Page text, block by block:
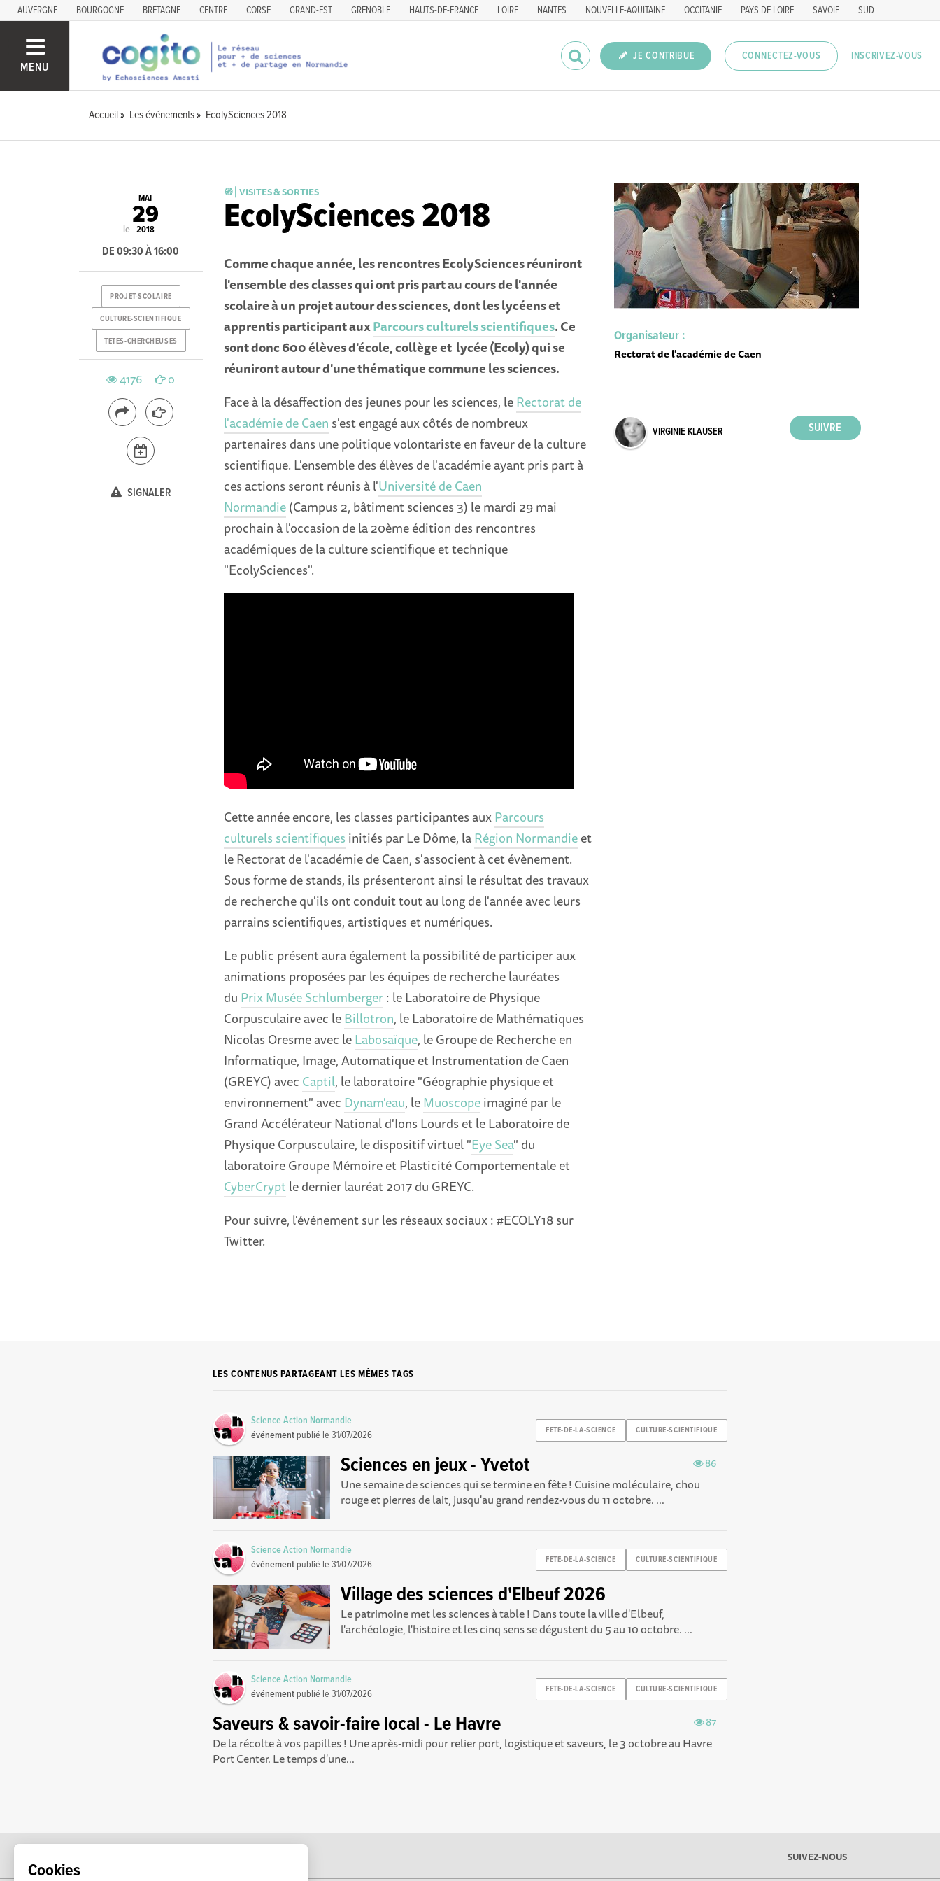
Cookies
AUVERGNE BOURGOGNE BRETAGNE CENTRE CORSE GRAND-EST GRENOBLE HAUTS-DE-FRANCE LOIRE NANTES NOUVELLE-AQUITAINE OCCITANIE PAYS DE LOIRE SAVOIE SUD
MENU
JE CONTRIBUE CONNECTEZ-VOUS INSCRIVEZ-VOUS
Accueil Les événements EcolySciences 2018
🧭 ⎜VISITES & SORTIES
EcolySciences 2018
Comme chaque année, les rencontres EcolySciences réuniront
l'ensemble des classes qui ont pris part au cours de l'année
scolaire à un projet autour des sciences, dont les lycéens et
apprentis participant auxParcours culturels scientifiques. Ce
sont donc 600 élèves d'école, collège et lycée (Ecoly) qui se
réuniront autour d'une thématique commune les sciences.
Face à la désaffection des jeunes pour les sciences, leRectorat de
l'académie de Caen s'est engagé aux côtés de nombreux
partenaires dans une politique volontariste en faveur de la culture
scientifique. L'ensemble des élèves de l'académie ayant pris part à
ces actions seront réunis à l'Université de Caen
Normandie(Campus 2, bâtiment sciences 3) le mardi 29 mai
prochain à l'occasion de la 20ème édition des rencontres
académiques de la culture scientifique et technique
"EcolySciences".
Cette année encore, les classes participantes auxParcours
culturels scientifiques initiés par Le Dôme, laRégion Normandieet
le Rectorat de l'académie de Caen, s'associent à cet évènement.
Sous forme de stands, ils présenteront ainsi le résultat des travaux
de recherche qu'ils ont conduit tout au long de l'année avec leurs
parrains scientifiques, artistiques et numériques.
Le public présent aura également la possibilité de participer aux
animations proposées par les équipes de recherche lauréates
du Prix Musée Schlumberger: le Laboratoire de Physique
Corpusculaire avec leBillotron, le Laboratoire de Mathématiques
Nicolas Oresme avec leLabosaïque, le Groupe de Recherche en
Informatique, Image, Automatique et Instrumentation de Caen
(GREYC) avec Captil, le laboratoire "Géographie physique et
environnement" avec Dynam'eau, leMuoscopeimaginé par le
Grand Accélérateur National d'Ions Lourds et le Laboratoire de
Physique Corpusculaire, le dispositif virtuel "Eye Sea" du
laboratoire Groupe Mémoire et Plasticité Comportementale et
CyberCryptle dernier lauréat 2017 du GREYC.
Pour suivre, l'événement sur les réseaux sociaux : #ECOLY18 sur
Twitter.
Organisateur :
Rectorat de l'académie de Caen
VIRGINIE KLAUSER
le
MAI
29
2018
DE 09:30 À 16:00
PROJET-SCOLAIRE
CULTURE-SCIENTIFIQUE
TETES-CHERCHEUSES
4176 0
SIGNALER
LES CONTENUS PARTAGEANT LES MÊMES TAGS
FETE-DE-LA-SCIENCE CULTURE-SCIENTIFIQUE
Science Action Normandie
événement publié le31/07/2026
86
Sciences en jeux - Yvetot
Une semaine de sciences qui se termine en fête ! Cuisine moléculaire, chou
rouge et pierres de lait, jusqu'au grand rendez-vous du 11 octobre. ...
FETE-DE-LA-SCIENCE CULTURE-SCIENTIFIQUE
Science Action Normandie
événement publié le31/07/2026
Village des sciences d'Elbeuf 2026
Le patrimoine met les sciences à table ! Dans toute la ville d'Elbeuf,
l'archéologie, l'histoire et les cinq sens se dégustent du 5 au 10 octobre. ...
FETE-DE-LA-SCIENCE CULTURE-SCIENTIFIQUE
Science Action Normandie
événement publié le31/07/2026
87
Saveurs & savoir-faire local - Le Havre
De la récolte à vos papilles ! Une après-midi pour relier port, logistique et saveurs, le 3 octobre au Havre
Port Center. Le temps d'une...
SUIVEZ-NOUS